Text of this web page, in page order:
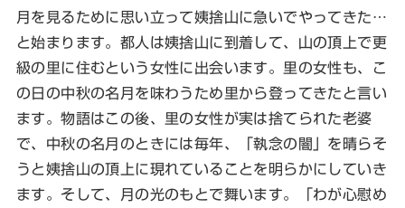
月を見るために思い立って姨捨山に急いでやってきた…
と始まります。都人は姨捨山に到着して、山の頂上で更
級の里に住むという女性に出会います。里の女性も、こ
の日の中秋の名月を味わうため里から登ってきたと言い
ます。物語はこの後、里の女性が実は捨てられた老婆
で、中秋の名月のときには毎年、「執念の闇」を晴らそ
うと姨捨山の頂上に現れていることを明らかにしていき
ます。そして、月の光のもとで舞います。「わが心慰め